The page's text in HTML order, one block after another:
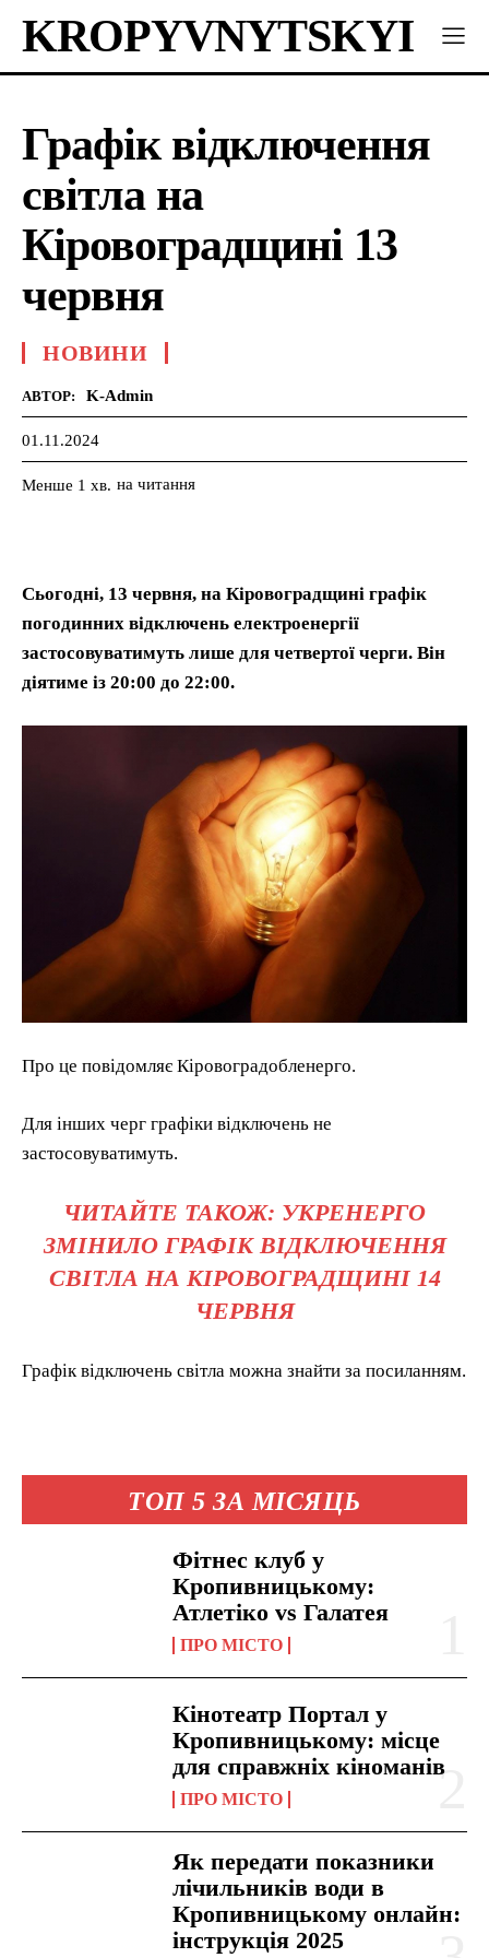
KROPYVNYTSKYI
ТОП 5 ЗА МІСЯЦЬ
Фітнес клуб у
Кропивницькому:
Атлетіко vs Галатея
ПРО МІСТО
Кінотеатр Портал у
Кропивницькому: місце
для справжніх кіноманів
ПРО МІСТО
Як передати показники
лічильників води в
Кропивницькому онлайн:
інструкція 2025
Графік відключення
світла на
Кіровоградщині 13
червня
НОВИНИ
АВТОР: K-Admin
01.11.2024
Менше 1 хв. на читання
Сьогодні, 13 червня, на Кіровоградщині графік
погодинних відключень електроенергії
застосовуватимуть лише для четвертої черги. Він
діятиме із 20:00 до 22:00.
Про це повідомляє Кіровоградобленерго.
Для інших черг графіки відключень не
застосовуватимуть.
ЧИТАЙТЕ ТАКОЖ: УКРЕНЕРГО
ЗМІНИЛО ГРАФІК ВІДКЛЮЧЕННЯ
СВІТЛА НА КІРОВОГРАДЩИНІ 14
ЧЕРВНЯ
Графік відключень світла можна знайти за посиланням.